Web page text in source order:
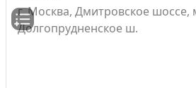
г. Москва, Дмитровское шоссе,
Долгопрудненское ш.